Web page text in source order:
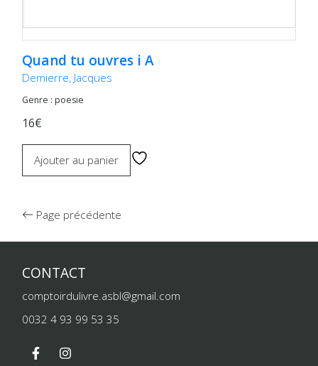
Quand tu ouvres i A
Demierre, Jacques
Genre : poesie
16€
Ajouter au panier
Page précédente
CONTACT
comptoirdulivre.asbl@gmail.com
0032 4 93 99 53 35